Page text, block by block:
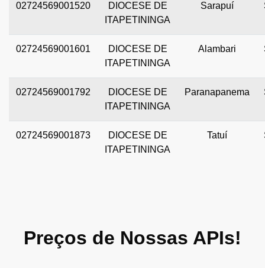
02724569001520
DIOCESE DE
ITAPETININGA
Sarapuí
02724569001601
DIOCESE DE
ITAPETININGA
Alambari
02724569001792
DIOCESE DE
ITAPETININGA
Paranapanema
02724569001873
DIOCESE DE
ITAPETININGA
Tatuí
Preços de Nossas APIs!